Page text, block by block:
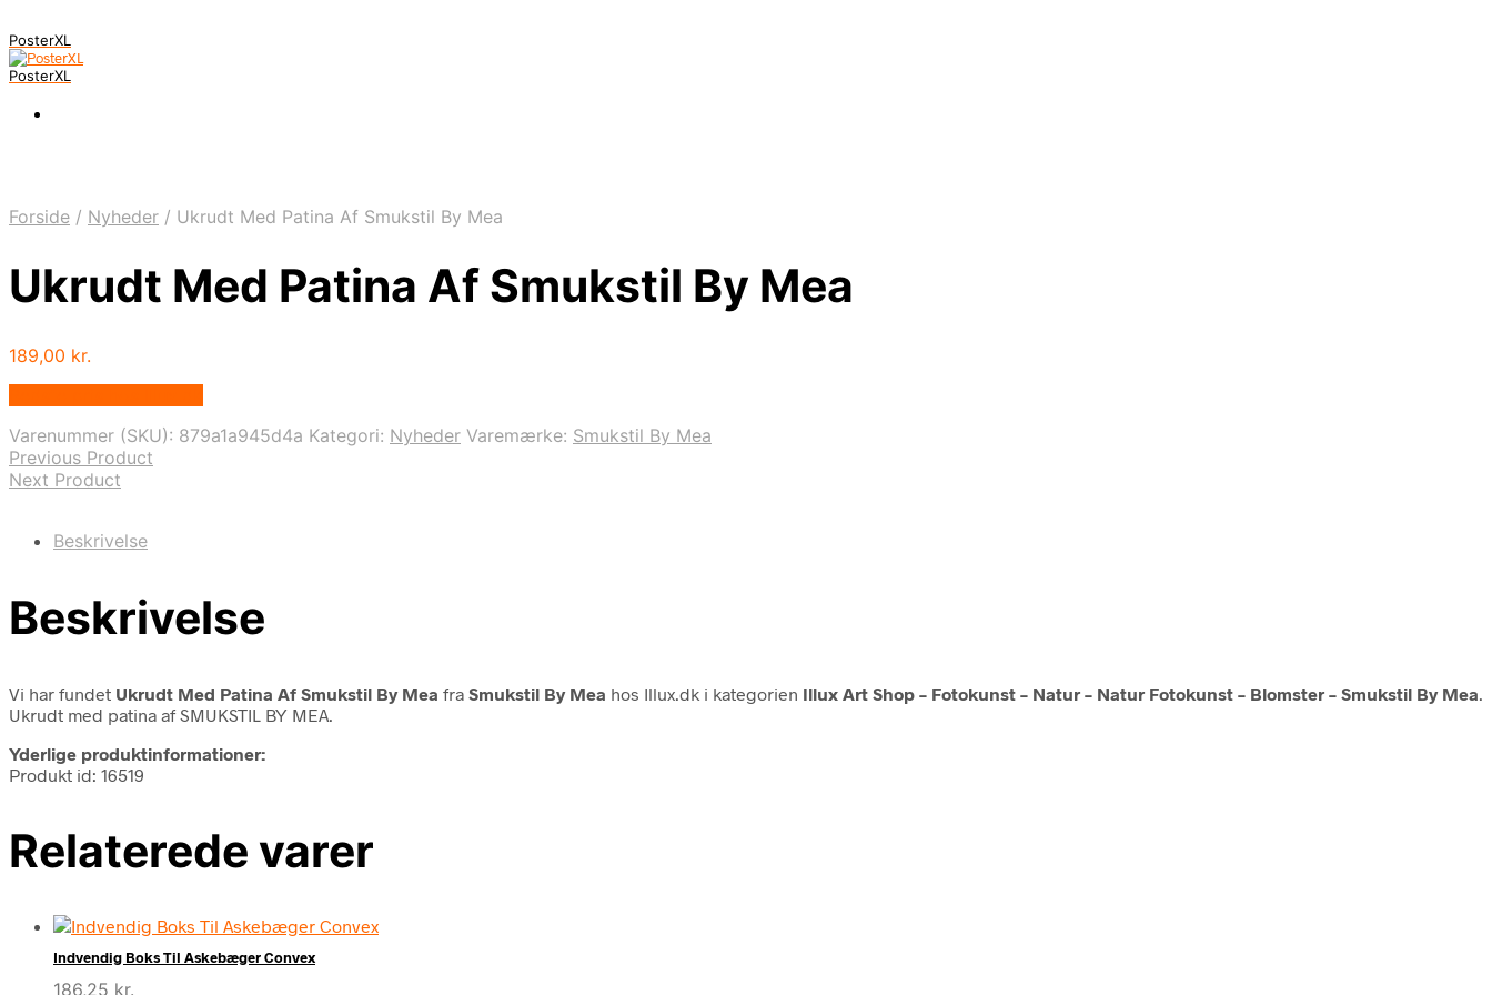
PosterXL
PosterXL
Forside / Nyheder / Ukrudt Med Patina Af Smukstil By Mea
Ukrudt Med Patina Af Smukstil By Mea
189,00 kr.
Varenummer (SKU): 879a1a945d4a Kategori: Nyheder Varemærke: Smukstil By Mea
Previous Product
Next Product
Beskrivelse
Beskrivelse
Vi har fundet Ukrudt Med Patina Af Smukstil By Mea fra Smukstil By Mea hos Illux.dk i kategorien Illux Art Shop – Fotokunst – Natur – Natur Fotokunst – Blomster – Smukstil By Mea
Ukrudt med patina af SMUKSTIL BY MEA.
Yderlige produktinformationer:
Produkt id: 16519
Relaterede varer
Indvendig Boks Til Askebæger Convex
186,25 kr.